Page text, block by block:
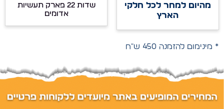
מהיום למחר לכל חלקי
הארץ
שדות 22 פארק תעשיות
אדומים
* מינימום להזמנה 450 ש"ח